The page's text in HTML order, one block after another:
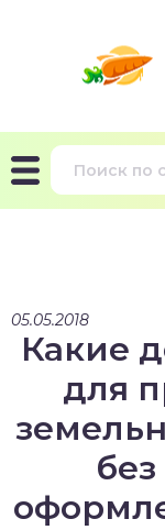
05.05.2018
Какие
для